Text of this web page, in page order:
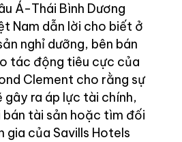
Á-Thái Bình Dương
Nam dẫn lời cho biết ở
nghỉ dưỡng, bên bán
tác động tiêu cực của
Clement cho rằng sự
gây ra áp lực tài chính,
bán tài sản hoặc tìm đối
gia của Savills Hotels